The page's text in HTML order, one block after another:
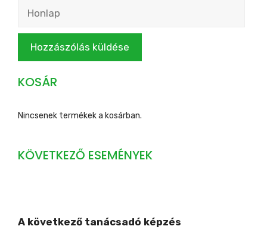
Honlap
KOSÁR
Nincsenek termékek a kosárban.
KÖVETKEZŐ ESEMÉNYEK
A következő tanácsadó képzés